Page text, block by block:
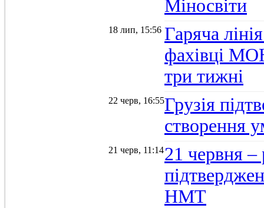
Міносвіти
18 лип, 15:56 Гаряча
фахівці
три тижні
22 черв, 16:55Грузія
створення
21 черв, 11:1421 червня –
НМТ